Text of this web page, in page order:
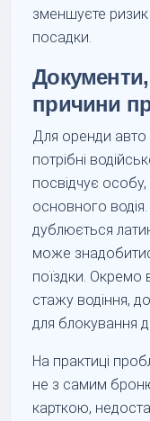
зменшуєте ризик
посадки.
Документи,
причини
Для оренди
потрібні
посвідчує особу,
основного
дублюється
може
поїздки. Окремо
стажу водіння,
для блокування
На практиці
не з самим
карткою,